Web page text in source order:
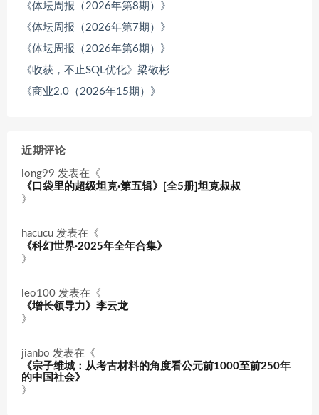
《体坛周报（2026年第8期）》
《体坛周报（2026年第7期）》
《体坛周报（2026年第6期）》
《收获，不止SQL优化》梁敬彬
《商业2.0（2026年15期）》
近期评论
long99 发表在《
《口袋里的超级坦克·第五辑》[全5册]坦克叔叔
》
hacucu 发表在《
《科幻世界·2025年全年合集》
》
leo100 发表在《
《增长领导力》李云龙
》
jianbo 发表在《
《宗子维城：从考古材料的角度看公元前1000至前250年
的中国社会》
》